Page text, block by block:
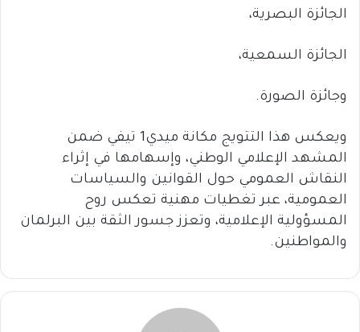
الجائزة البصرية،
الجائزة السمعية،
وجائزة الصورة.
ويعكس هذا التتويج مكانة ميدي1 تيفي ضمن
المشهد الإعلامي الوطني، وإسهامها في إثراء
النقاش العمومي حول القوانين والسياسات
العمومية، عبر تغطيات مهنية تعكس روح
المسؤولية الإعلامية، وتعزز جسور الثقة بين البرلمان
والمواطنين.